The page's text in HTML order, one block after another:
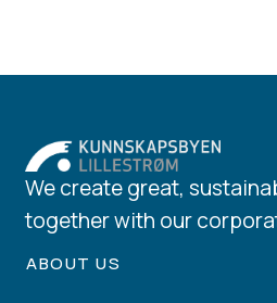
We create great,
together with our
ABOUT US